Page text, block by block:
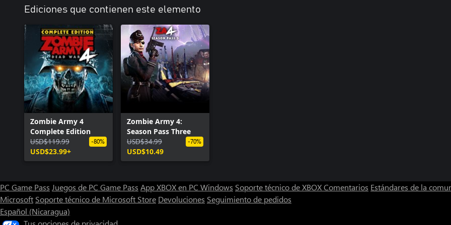
Ediciones que contienen este elemento
Zombie Army 4
Complete Edition
USD$119.99
USD$23.99+
-80%
Zombie Army 4:
Season Pass Three
USD$34.99
USD$10.49
-70%
PC Game Pass Juegos de PC Game Pass App XBOX en PC Windows Soporte técnico de XBOXComentarios Estándares de la
Microsoft Soporte técnico de Microsoft Store Devoluciones Seguimiento de pedidos
Español (Nicaragua)